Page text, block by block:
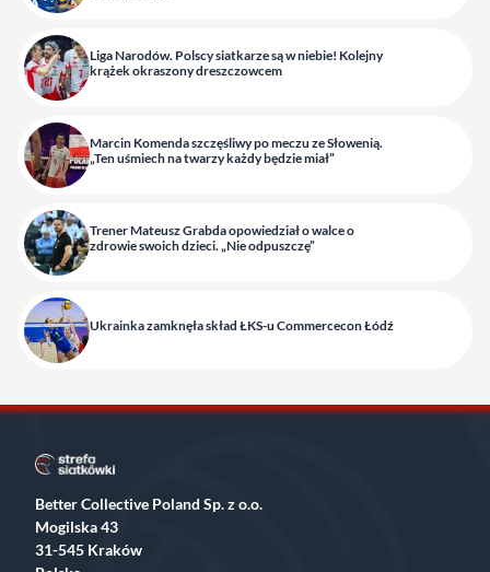
Liga Narodów. Polscy siatkarze są w niebie! Kolejny
krążek okraszony dreszczowcem
Marcin Komenda szczęśliwy po meczu ze Słowenią.
„Ten uśmiech na twarzy każdy będzie miał”
Trener Mateusz Grabda opowiedział o walce o
zdrowie swoich dzieci. „Nie odpuszczę”
Ukrainka zamknęła skład ŁKS-u Commercecon Łódź
Better Collective Poland Sp. z o.o.
Mogilska 43
31-545 Kraków